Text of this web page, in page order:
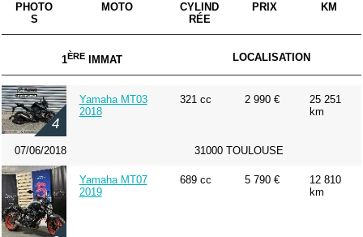
PHOTO
S
MOTO
CYLIND
RÉE
PRIX KM
1ÈREIMMAT LOCALISATION
4
Yamaha MT03
2018
321 cc 2 990 €
25 251
km
07/06/2018 31000 TOULOUSE
Yamaha MT07
2019
689 cc 5 790 €
12 810
km